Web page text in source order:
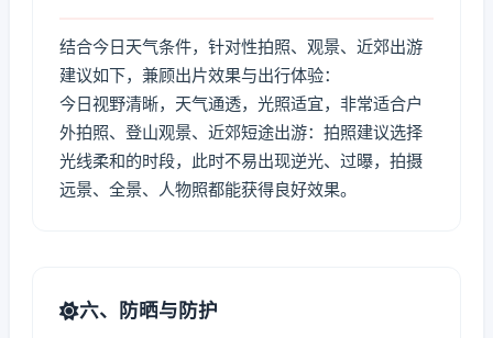
结合今日天气条件，针对性拍照、观景、近郊出游
建议如下，兼顾出片效果与出行体验：
今日视野清晰，天气通透，光照适宜，非常适合户
外拍照、登山观景、近郊短途出游：拍照建议选择
光线柔和的时段，此时不易出现逆光、过曝，拍摄
远景、全景、人物照都能获得良好效果。
六、防晒与防护